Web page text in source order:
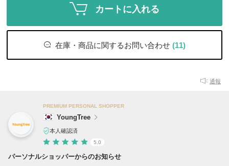
カートに入れる
在庫・商品に関するお問い合わせ (11)
通報
PREMIUM PERSONAL SHOPPER
YoungTree
本人確認済
5.0
パーソナルショッパーからのお知らせ